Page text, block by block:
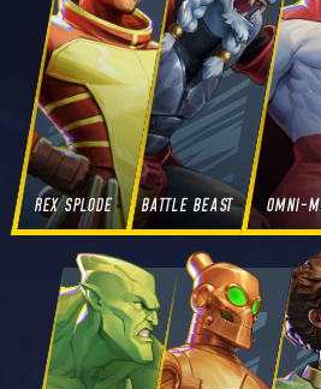
REX SPLODE BATTLE BEAST OMNI-